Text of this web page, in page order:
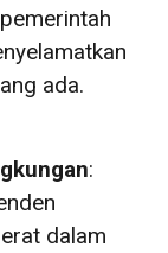
ada.
:
dalam